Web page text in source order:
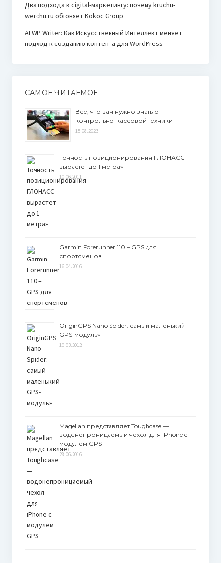
Два подхода к digital-маркетингу: почему kruchu-
werchu.ru обгоняет Kokoc Group
AI WP Writer: Как Искусственный Интеллект меняет
подход к созданию контента для WordPress
САМОЕ ЧИТАЕМОЕ
Все, что вам нужно знать о
контрольно-кассовой техники
15.08.2023
Точность позиционирования ГЛОНАСС
вырастет до 1 метра»
10.06.2011
Garmin Forerunner 110 – GPS для
спортсменов
16.04.2016
OriginGPS Nano Spider: самый маленький
GPS-модуль»
10.03.2012
Magellan представляет Toughcase —
водонепроницаемый чехол для iPhone с
модулем GPS
28.06.2016